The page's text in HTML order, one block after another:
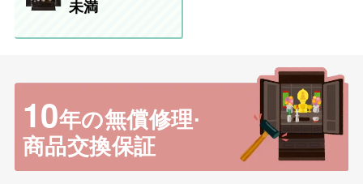
未満
10年の無償修理·
商品交換保証